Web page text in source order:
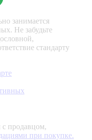
занимается
Не забудьте
стандарту
с продавцом,
при покупке.